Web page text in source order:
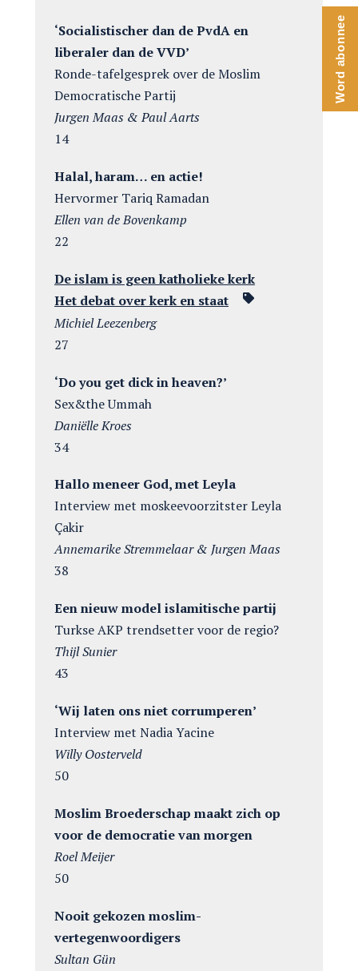
‘Socialistischer dan de PvdA en
liberaler dan de VVD’
Ronde-tafelgesprek over de Moslim
Democratische Partij
Jurgen Maas & Paul Aarts
14
Halal, haram… en actie!
Hervormer Tariq Ramadan
Ellen van de Bovenkamp
22
De islam is geen katholieke kerk
Het debat over kerk en staat
Michiel Leezenberg
27
‘Do you get dick in heaven?’
Sex&the Ummah
Daniëlle Kroes
34
Hallo meneer God, met Leyla
Interview met moskeevoorzitster Leyla
Çakir
Annemarike Stremmelaar & Jurgen Maas
38
Een nieuw model islamitische partij
Turkse AKP trendsetter voor de regio?
Thijl Sunier
43
‘Wij laten ons niet corrumperen’
Interview met Nadia Yacine
Willy Oosterveld
50
Moslim Broederschap maakt zich op
voor de democratie van morgen
Roel Meijer
50
Nooit gekozen moslim-
vertegenwoordigers
Sultan Gün
Word abonnee